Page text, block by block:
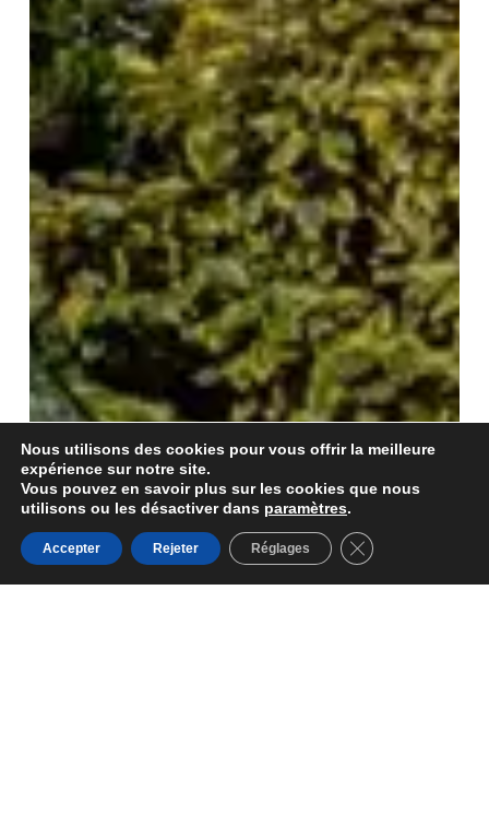
Nous utilisons des cookies pour vous offrir la meilleure
expérience sur notre site.
Vous pouvez en savoir plus sur les cookies que nous
utilisons ou les désactiver dans paramètres.
Accepter Rejeter Réglages Fermer la